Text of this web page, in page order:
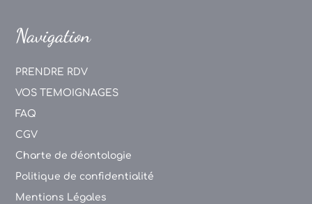
Navigation
PRENDRE RDV
VOS TEMOIGNAGES
FAQ
CGV
Charte de déontologie
Politique de confidentialité
Mentions Légales